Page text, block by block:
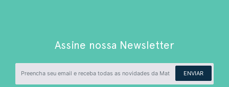
Assine nossa Newsletter
ENVIAR